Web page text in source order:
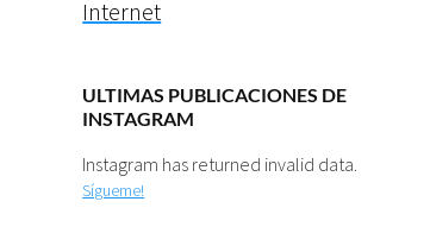
Internet
ULTIMAS PUBLICACIONES DE
INSTAGRAM
Instagram has returned invalid data.
Sígueme!